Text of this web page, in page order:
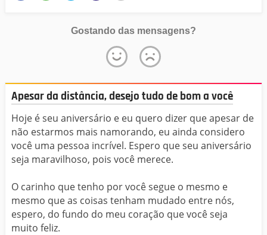
Gostando das mensagens?
Apesar da distância, desejo tudo de bom a você
Hoje é seu aniversário e eu quero dizer que apesar de
não estarmos mais namorando, eu ainda considero
você uma pessoa incrível. Espero que seu aniversário
seja maravilhoso, pois você merece.
O carinho que tenho por você segue o mesmo e
mesmo que as coisas tenham mudado entre nós,
espero, do fundo do meu coração que você seja
muito feliz.